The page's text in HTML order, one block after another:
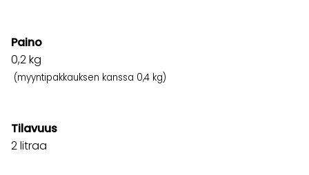
Paino
0,2kg
(myyntipakkauksen kanssa 0,4 kg)
Tilavuus
2 litraa